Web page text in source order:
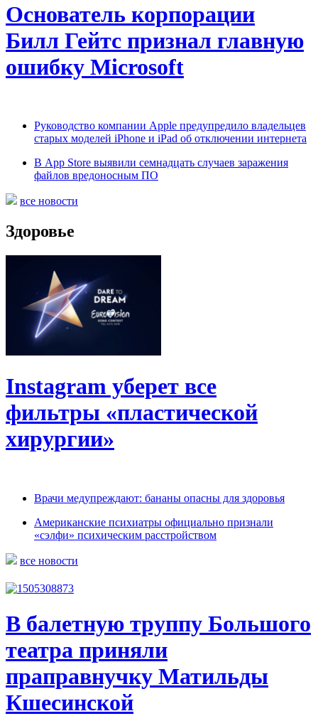
Основатель корпорации
Билл Гейтс признал главную
ошибку Microsoft
Руководство компании Apple предупредило владельцев
старых моделей iPhone и iPad об отключении интернета
В App Store выявили семнадцать случаев заражения
файлов вредоносным ПО
все новости
Здоровье
Instagram уберет все
фильтры «пластической
хирургии»
Врачи медупреждают: бананы опасны для здоровья
Американские психиатры официально признали
«сэлфи» психическим расстройством
все новости
В балетную труппу Большого
театра приняли
праправнучку Матильды
Кшесинской